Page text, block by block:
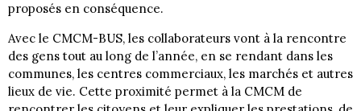
proposés en conséquence.
Avec le CMCM-BUS, les collaborateurs vont à la rencontre
des gens tout au long de l’année, en se rendant dans les
communes, les centres commerciaux, les marchés et autres
lieux de vie. Cette proximité permet à la CMCM de